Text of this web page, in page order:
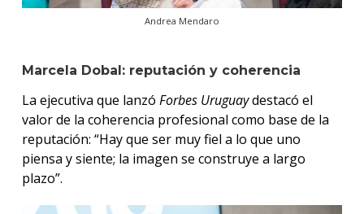
Andrea Mendaro
Marcela Dobal: reputación y coherencia
La ejecutiva que lanzó Forbes Uruguaydestacó el
valor de la coherencia profesional como base de la
reputación: “Hay que ser muy fiel a lo que uno
piensa y siente; la imagen se construye a largo
plazo”.